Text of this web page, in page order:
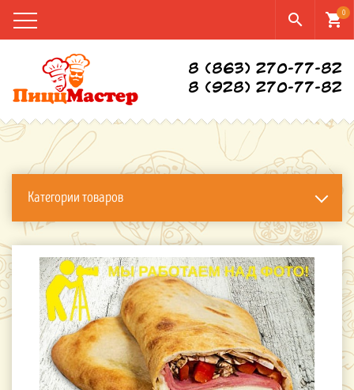
shopping_cart0
search
8 (863) 270-77-82
8 (928) 270-77-82
Категории товаров